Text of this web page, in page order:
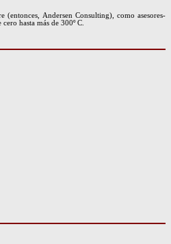
Andersen Consulting), como asesores-
hasta más de 300º C.